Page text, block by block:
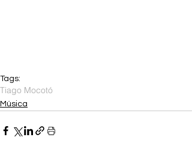
Tags:
Tiago Mocotó
Música